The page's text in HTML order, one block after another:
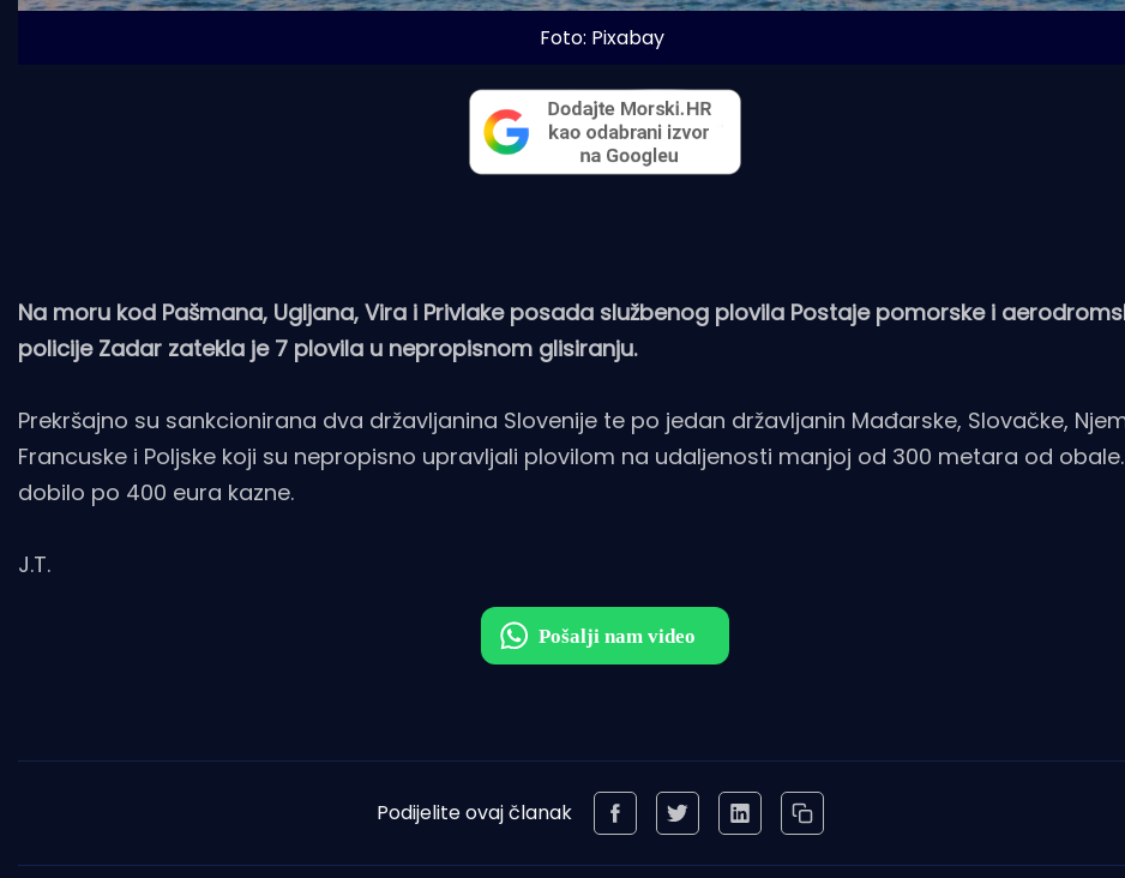
Foto: Pixabay
Na moru kod Pašmana, Ugljana, Vira i Privlake posada službenog plovila Postaje pomorske i
policije Zadar zatekla je 7 plovila u nepropisnom glisiranju.
Prekršajno su sankcionirana dva državljanina Slovenije te po jedan državljanin Mađarske, Slovačke,
Francuske i Poljske koji su nepropisno upravljali plovilom na udaljenosti manjoj od 300 metara od obale.
dobilo po 400 eura kazne.
J.T.
Podijelite ovaj članak